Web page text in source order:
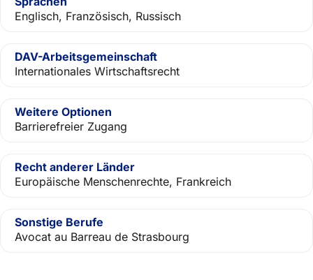
Englisch, Französisch, Russisch
DAV-Arbeitsgemeinschaft
Internationales Wirtschaftsrecht
Weitere Optionen
Barrierefreier Zugang
Recht anderer Länder
Europäische Menschenrechte, Frankreich
Sonstige Berufe
Avocat au Barreau de Strasbourg